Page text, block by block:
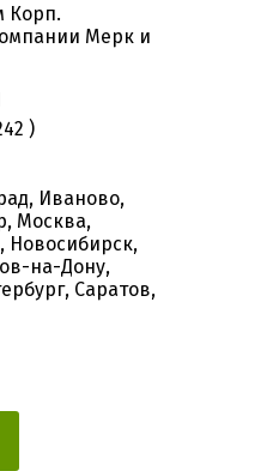
Корп.
Мерк и
)
Иваново,
Москва,
Новосибирск,
на-Дону,
Саратов,